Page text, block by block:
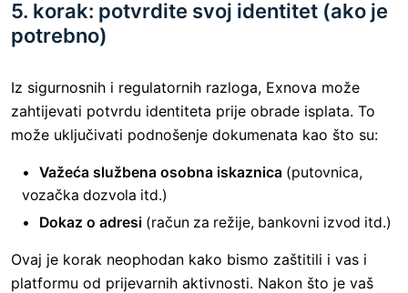
5. korak: potvrdite svoj identitet (ako je
potrebno)
Iz sigurnosnih i regulatornih razloga, Exnova može
zahtijevati potvrdu identiteta prije obrade isplata. To
može uključivati ​​podnošenje dokumenata kao što su:
Važeća službena osobna iskaznica (putovnica,
vozačka dozvola itd.)
Dokaz o adresi (račun za režije, bankovni izvod itd.)
Ovaj je korak neophodan kako bismo zaštitili i vas i
platformu od prijevarnih aktivnosti. Nakon što je vaš